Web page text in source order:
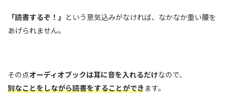
「読書するぞ！」 という意気込みがなければ、なかなか重い腰を
あげられません。
その点オーディオブックは耳に音を入れるだけなので、
別なことをしながら読書をすることができます。